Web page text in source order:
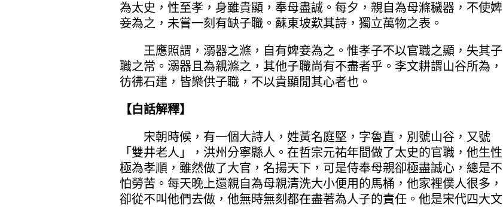
為太史，性至孝，身雖貴顯，奉母盡誠。每夕，親自為母滌穢器，不使婢
妾為之，未嘗一刻有缺子職。蘇東坡歎其詩，獨立萬物之表。
王應照謂，溺器之滌，自有婢妾為之。惟孝子不以官職之顯，失其子
職之常。溺器且為親滌之，其他子職尚有不盡者乎。李文耕謂山谷所為，
彷彿石建，皆樂供子職，不以貴顯閒其心者也。
【白話解釋】
宋朝時候，有一個大詩人，姓黃名庭堅，字魯直，別號山谷，又號
「雙井老人」，洪州分寧縣人。在哲宗元祐年間做了太史的官職，他生性
極為孝順，雖然做了大官，名揚天下，可是侍奉母親卻極盡誠心，總是不
怕勞苦。每天晚上還親自為母親清洗大小便用的馬桶，他家裡僕人很多，
卻從不叫他們去做，他無時無刻都在盡著為人子的責任。他是宋代四大文